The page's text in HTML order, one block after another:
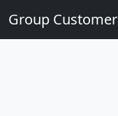
Group Customer